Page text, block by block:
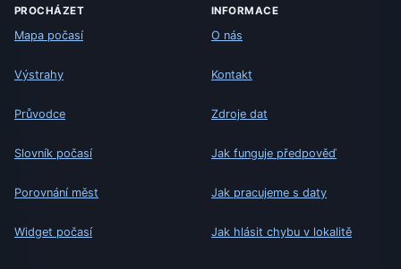
PROCHÁZET
Mapa počasí
Výstrahy
Průvodce
Slovník počasí
Porovnání měst
Widget počasí
INFORMACE
O nás
Kontakt
Zdroje dat
Jak funguje předpověď
Jak pracujeme s daty
Jak hlásit chybu v lokalitě